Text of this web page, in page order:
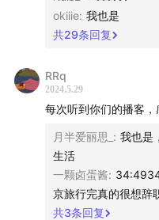
在这个动荡的世
03:46:00 感觉全世界人民
03:58:35
莫路狂花：整
会想选择哪里？
04:04:00 这世界无穷的
04:21:00 这世界的辽阔和
okiiie: 我也是
共29条回复
RRq
2024.5.29
每次听到你们的播客，
月半爱丽思_ : 我也是
生活
一颗卤蛋酱:
京旅行完真的很想辞
共3条回复